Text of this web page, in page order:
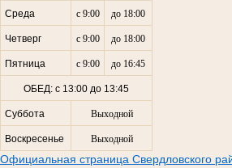
Среда с 9:00 до 18:00
Четверг с 9:00 до 18:00
Пятница с 9:00 до 16:45
ОБЕД: с 13:00 до 13:45
Суббота Выходной
Воскресенье Выходной
Официальная страница Свердловского